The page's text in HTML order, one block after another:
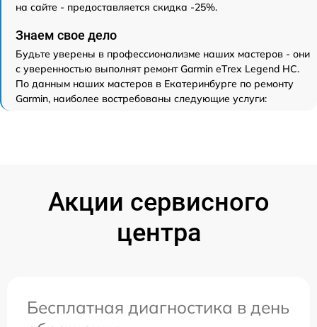
на сайте - предоставляется скидка -25%.
Знаем свое дело
Будьте уверены в профессионализме наших мастеров - они
с уверенностью выполнят ремонт Garmin eTrex Legend HC.
По данным наших мастеров в Екатеринбурге по ремонту
Garmin, наиболее востребованы следующие услуги:
Акции сервисного
центра
Бесплатная диагностика в день